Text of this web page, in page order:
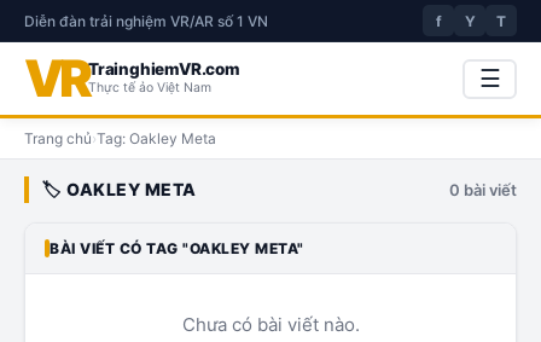
Diễn đàn trải nghiệm VR/AR số 1 VN f Y T
VRTrainghiemVR.com
Thực tế ảo Việt Nam ☰
Trang chủ›Tag: Oakley Meta
🏷️ OAKLEY META 0 bài viết
BÀI VIẾT CÓ TAG "OAKLEY META"
Chưa có bài viết nào.